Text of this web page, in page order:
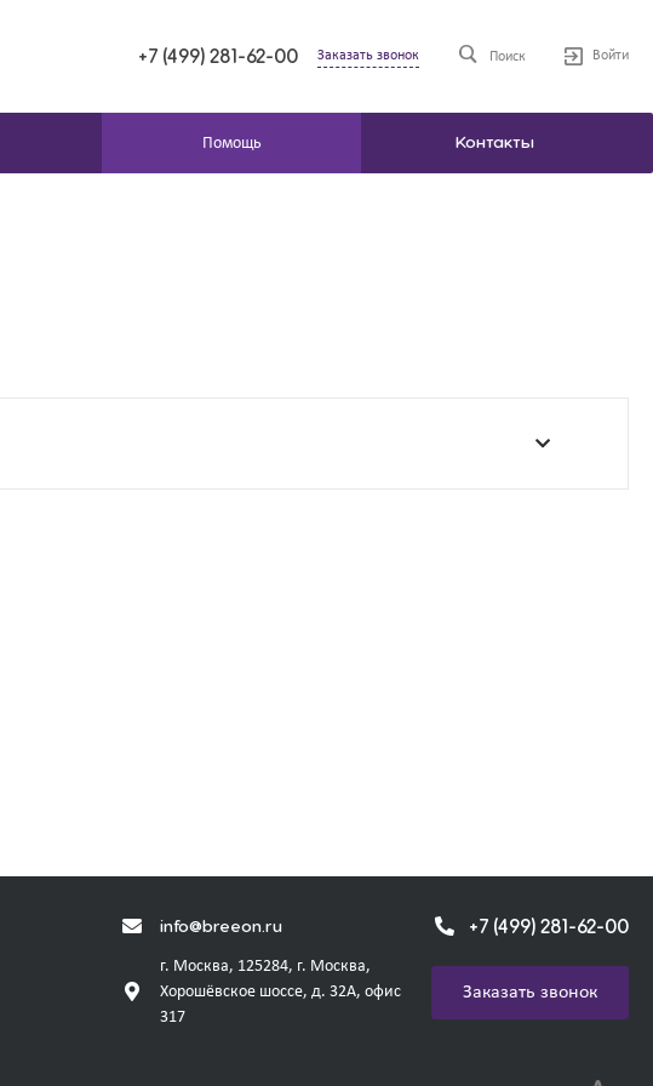
+7 (499) 281-62-00 Заказать звонок Поиск Войти
Помощь Контакты
info@breeon.ru +7 (499) 281-62-00
г. Москва, 125284, г. Москва,
Хорошёвское шоссе, д. 32А, офис
317
Заказать звонок